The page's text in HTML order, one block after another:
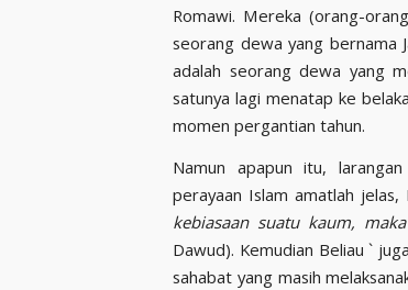
Romawi. Mereka (orang-
seorang dewa yang bernama
adalah seorang dewa yang
satunya lagi menatap ke
momen pergantian tahun.
Namun apapun itu,
perayaan Islam amatlah jelas,
kebiasaan suatu kaum,
Dawud). Kemudian Beliau `
sahabat yang masih